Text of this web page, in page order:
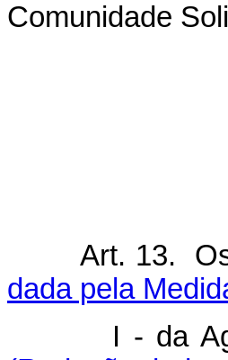
Comunidade
Art. 13. Os
dada pela
I - da